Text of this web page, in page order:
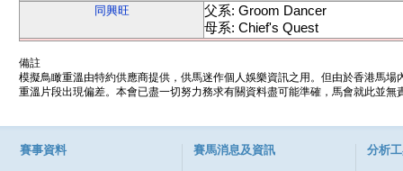
同興旺
父系: Groom Dancer
母系: Chief's Quest
備註
模擬鳥瞰重溫由特約供應商提供，供馬迷作個人娛樂資訊之用。但由於香港馬
重溫片段出現偏差。本會已盡一切努力務求有關資料盡可能準確，馬會就此並
賽事資料 賽馬消息及資訊 分析